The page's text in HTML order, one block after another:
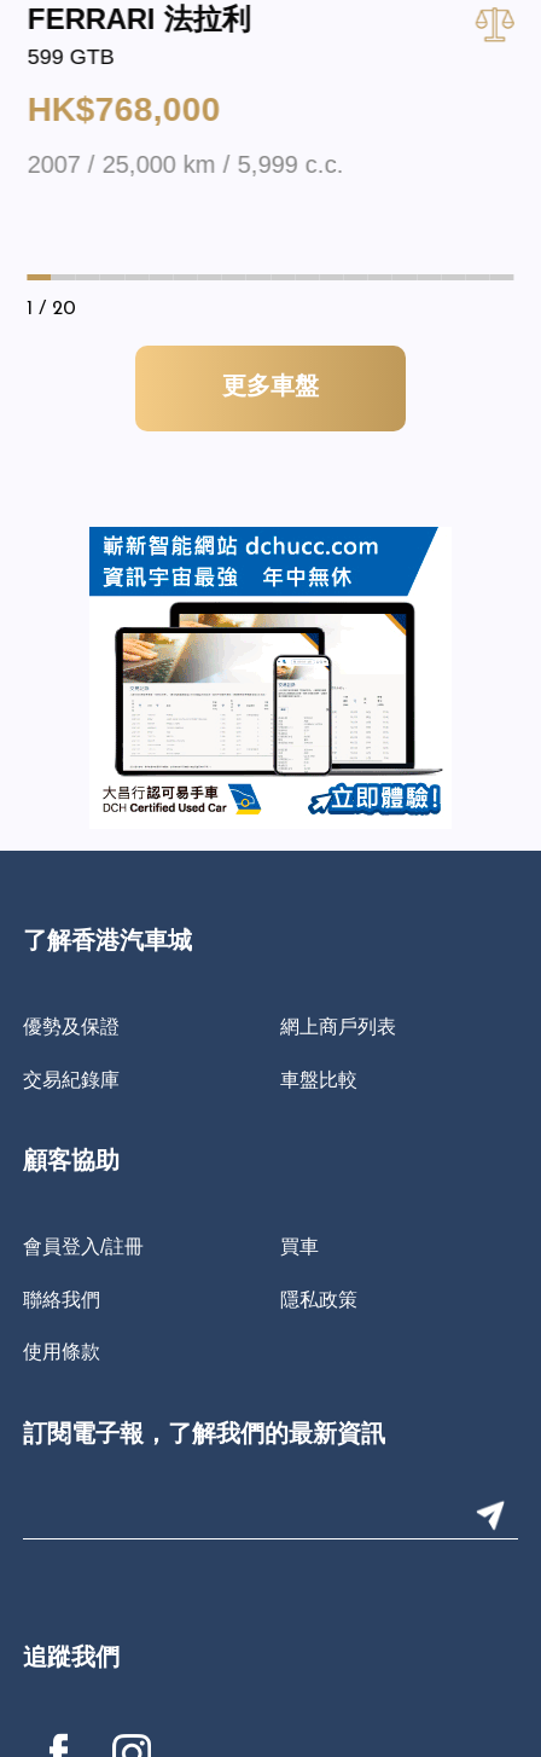
FERRARI 法拉利
599 GTB
HK$768,000
2007 / 25,000 km / 5,999 c.c.
1 / 20
更多車盤
了解香港汽車城
優勢及保證 網上商戶列表
交易紀錄庫 車盤比較
顧客協助
會員登入/註冊 買車
聯絡我們 隱私政策
使用條款
訂閱電子報，了解我們的最新資訊
追蹤我們